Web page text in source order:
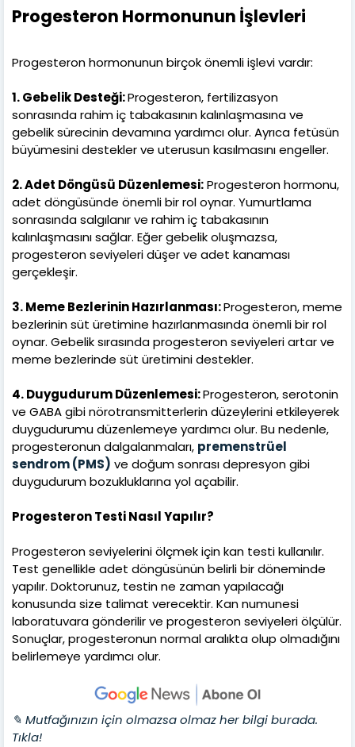
Progesteron Hormonunun İşlevleri
Progesteron hormonunun birçok önemli işlevi vardır:
1. Gebelik Desteği:Progesteron, fertilizasyon
sonrasında rahim iç tabakasının kalınlaşmasına ve
gebelik sürecinin devamına yardımcı olur. Ayrıca fetüsün
büyümesini destekler ve uterusun kasılmasını engeller.
2. Adet Döngüsü Düzenlemesi:Progesteron hormonu,
adet döngüsünde önemli bir rol oynar. Yumurtlama
sonrasında salgılanır ve rahim iç tabakasının
kalınlaşmasını sağlar. Eğer gebelik oluşmazsa,
progesteron seviyeleri düşer ve adet kanaması
gerçekleşir.
3. Meme Bezlerinin Hazırlanması:Progesteron, meme
bezlerinin süt üretimine hazırlanmasında önemli bir rol
oynar. Gebelik sırasında progesteron seviyeleri artar ve
meme bezlerinde süt üretimini destekler.
4. Duygudurum Düzenlemesi:Progesteron, serotonin
ve GABA gibi nörotransmitterlerin düzeylerini etkileyerek
duygudurumu düzenlemeye yardımcı olur. Bu nedenle,
progesteronun dalgalanmaları, premenstrüel
sendrom (PMS) ve doğum sonrası depresyon gibi
duygudurum bozukluklarına yol açabilir.
Progesteron Testi Nasıl Yapılır?
Progesteron seviyelerini ölçmek için kan testi kullanılır.
Test genellikle adet döngüsünün belirli bir döneminde
yapılır. Doktorunuz, testin ne zaman yapılacağı
konusunda size talimat verecektir. Kan numunesi
laboratuvara gönderilir ve progesteron seviyeleri ölçülür.
Sonuçlar, progesteronun normal aralıkta olup olmadığını
belirlemeye yardımcı olur.
✎ Mutfağınızın için olmazsa olmaz her bilgi burada.
Tıkla!